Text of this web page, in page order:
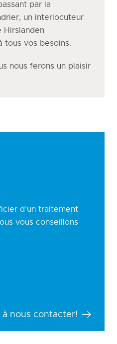
par la
un interlocuteur
Hirslanden
tous vos besoins.
nous ferons un plaisir
d’un traitement
vous conseillons
à nous contacter!